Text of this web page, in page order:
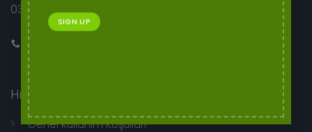
0312 230 08 52 - 0505 282 60 14
Bizi Arayın
Hızlı Menü
Genel Kullanım Koşulları